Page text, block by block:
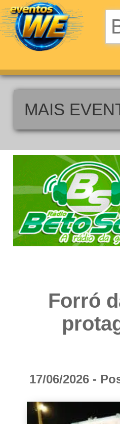
MAIS
Forró
17/06/2026 -